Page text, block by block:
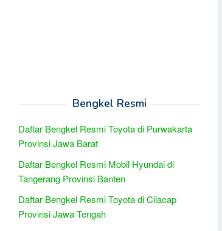
Bengkel Resmi
Daftar Bengkel Resmi Toyota di Purwakarta
Provinsi Jawa Barat
Daftar Bengkel Resmi Mobil Hyundai di
Tangerang Provinsi Banten
Daftar Bengkel Resmi Toyota di Cilacap
Provinsi Jawa Tengah